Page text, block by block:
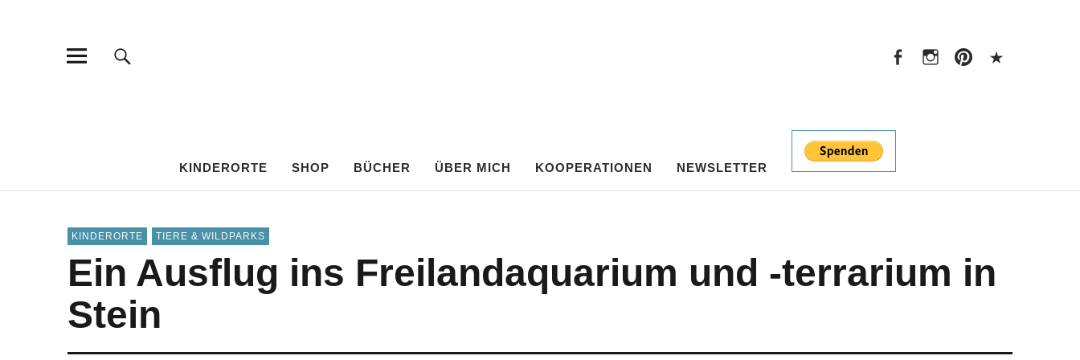
KINDERORTE FRANKEN
KINDERORTE SHOP BÜCHER ÜBER MICH KOOPERATIONEN NEWSLETTER
KINDERORTE TIERE & WILDPARKS
Ein Ausflug ins Freilandaquarium und -terrarium in
Stein